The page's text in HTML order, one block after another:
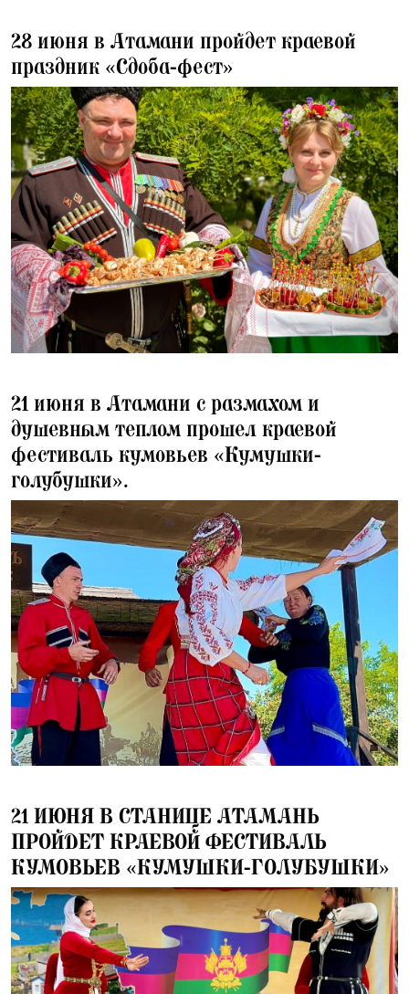
28 июня в Атамани пройдет краевой
праздник «Сдоба-фест»
21 июня в Атамани с размахом и
душевным теплом прошел краевой
фестиваль кумовьев «Кумушки-
голубушки».
21 ИЮНЯ В СТАНИЦЕ АТАМАНЬ
ПРОЙДЕТ КРАЕВОЙ ФЕСТИВАЛЬ
КУМОВЬЕВ «КУМУШКИ-ГОЛУБУШКИ»